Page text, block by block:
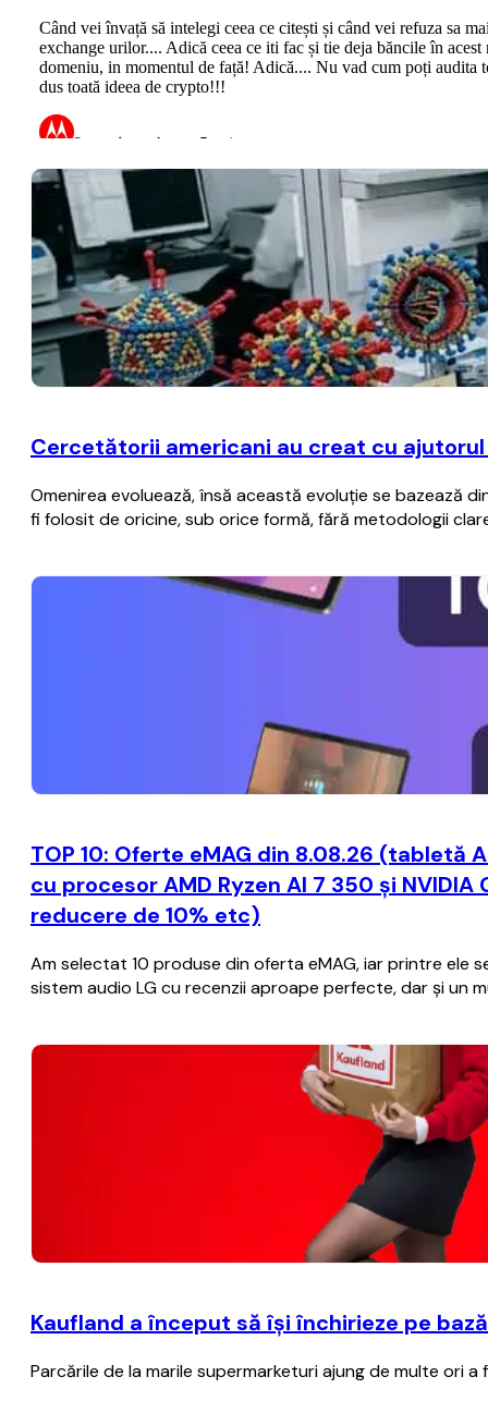
Cercetătorii americani au creat cu
Omenirea evoluează, însă această evoluţie se bazează
fi folosit de oricine, sub orice formă, fără metodologii
TOP 10: Oferte eMAG din 8.08.26
cu procesor AMD Ryzen AI 7 350 și
reducere de 10% etc)
Am selectat 10 produse din oferta eMAG, iar printre ele
sistem audio LG cu recenzii aproape perfecte, dar și un
Kaufland a început să îşi închirieze pe
Parcările de la marile supermarketuri ajung de multe ori